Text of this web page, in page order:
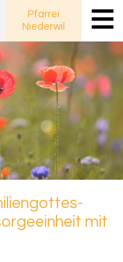
Pfarrei
Niederwil
mit